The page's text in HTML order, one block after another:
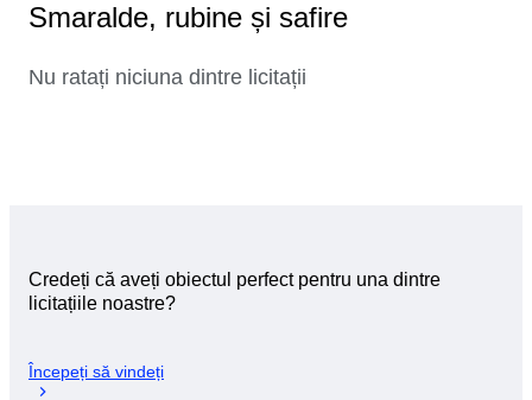
Smaralde, rubine și safire
Nu ratați niciuna dintre licitații
Credeți că aveți obiectul perfect pentru una dintre
licitațiile noastre?
Începeți să vindeți